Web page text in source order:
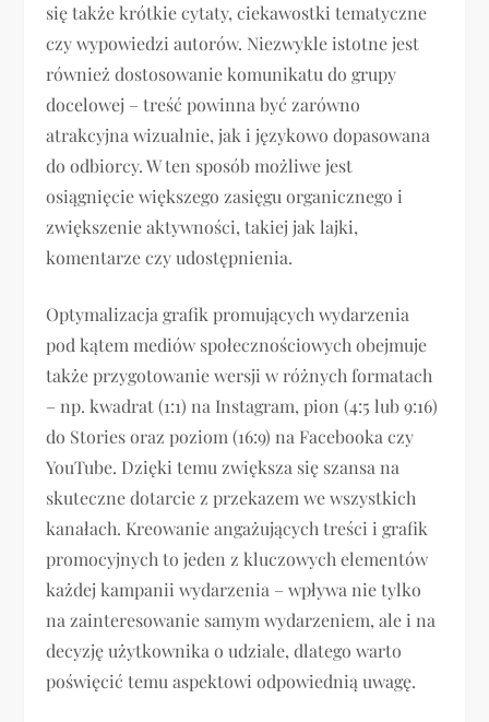
się także krótkie cytaty, ciekawostki tematyczne
czy wypowiedzi autorów. Niezwykle istotne jest
również dostosowanie komunikatu do grupy
docelowej – treść powinna być zarówno
atrakcyjna wizualnie, jak i językowo dopasowana
do odbiorcy. W ten sposób możliwe jest
osiągnięcie większego zasięgu organicznego i
zwiększenie aktywności, takiej jak lajki,
komentarze czy udostępnienia.
Optymalizacja grafik promujących wydarzenia
pod kątem mediów społecznościowych obejmuje
także przygotowanie wersji w różnych formatach
– np. kwadrat (1:1) na Instagram, pion (4:5 lub 9:16)
do Stories oraz poziom (16:9) na Facebooka czy
YouTube. Dzięki temu zwiększa się szansa na
skuteczne dotarcie z przekazem we wszystkich
kanałach. Kreowanie angażujących treści i grafik
promocyjnych to jeden z kluczowych elementów
każdej kampanii wydarzenia – wpływa nie tylko
na zainteresowanie samym wydarzeniem, ale i na
decyzję użytkownika o udziale, dlatego warto
poświęcić temu aspektowi odpowiednią uwagę.